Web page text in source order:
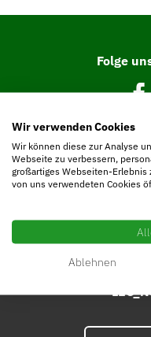
Folge
Tritt unserer
Wir verwenden Cookies
Wir können diese zur Analyse
Webseite zu verbessern,
großartiges Webseiten-
von uns verwendeten Cookies
Ablehnen